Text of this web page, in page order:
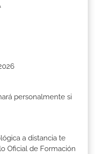
personalmente si
a distancia te
Oficial de Formación